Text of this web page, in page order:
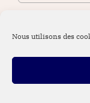
Nous utilisons des